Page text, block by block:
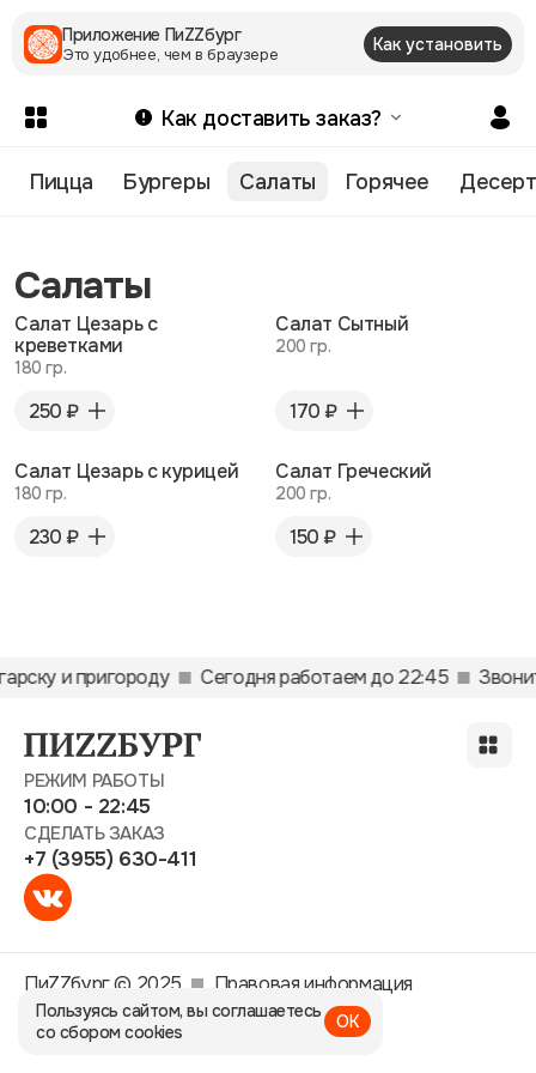
Приложение ПиZZбург
Это удобнее, чем в браузере Как установить
Как доставить заказ?
Пицца Бургеры Салаты Горячее
Салаты
Салат Цезарь с
креветками
180 гр.
250 ₽
Салат Сытный
200 гр.
170 ₽
Салат Цезарь с курицей
180 гр.
230 ₽
Салат Греческий
200 гр.
150 ₽
и пригороду Сегодня работаем до 22:45
РЕЖИМ РАБОТЫ
10:00 - 22:45
СДЕЛАТЬ ЗАКАЗ
+7 (3955) 630-411
ПиZZбург © 2025 Правовая информация
Пользуясь сайтом, вы соглашаетесь
со сбором cookies
ОК